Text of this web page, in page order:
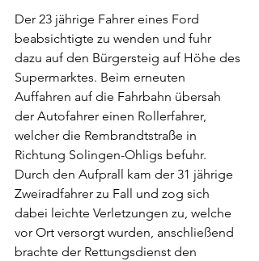
Der 23 jährige Fahrer eines Ford
beabsichtigte zu wenden und fuhr
dazu auf den Bürgersteig auf Höhe des
Supermarktes. Beim erneuten
Auffahren auf die Fahrbahn übersah
der Autofahrer einen Rollerfahrer,
welcher die Rembrandtstraße in
Richtung Solingen-Ohligs befuhr.
Durch den Aufprall kam der 31 jährige
Zweiradfahrer zu Fall und zog sich
dabei leichte Verletzungen zu, welche
vor Ort versorgt wurden, anschließend
brachte der Rettungsdienst den